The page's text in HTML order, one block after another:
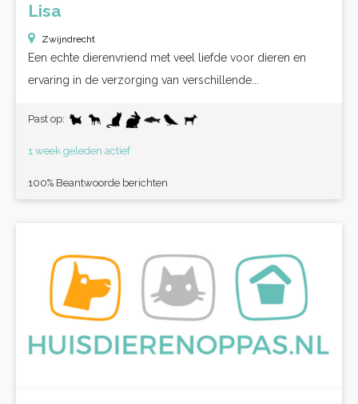
Lisa
Zwijndrecht
Een echte dierenvriend met veel liefde voor dieren en
ervaring in de verzorging van verschillende...
Past op:
1 week geleden actief
100% Beantwoorde berichten